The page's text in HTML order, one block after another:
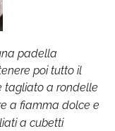
padella
poi tutto il
tagliato a rondelle
a fiamma dolce e
a cubetti